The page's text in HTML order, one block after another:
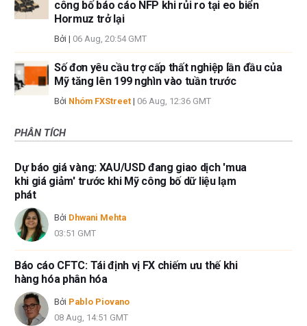
công bố báo cáo NFP khi rủi ro tại eo biển
Hormuz trở lại
Bởi | 06 Aug, 20:54 GMT
Số đơn yêu cầu trợ cấp thất nghiệp lần đầu của
Mỹ tăng lên 199 nghìn vào tuần trước
Bởi Nhóm FXStreet | 06 Aug, 12:36 GMT
PHÂN TÍCH
Dự báo giá vàng: XAU/USD đang giao dịch 'mua
khi giá giảm' trước khi Mỹ công bố dữ liệu lạm
phát
Bởi Dhwani Mehta
03:51 GMT
Báo cáo CFTC: Tái định vị FX chiếm ưu thế khi
hàng hóa phân hóa
Bởi Pablo Piovano
08 Aug, 14:51 GMT